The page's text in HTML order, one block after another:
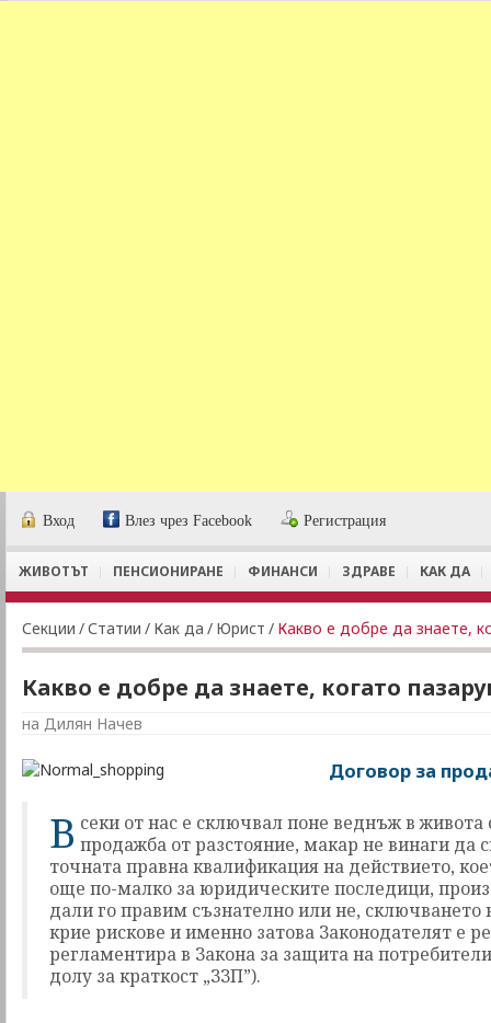
Вход Влез чрез Facebook Регистрация
ЖИВОТЪТ ПЕНСИОНИРАНЕ ФИНАНСИ ЗДРАВЕ КАК ДА
Секции /Статии / Как да / Юрист / Какво е добре да знаете,
Какво е добре да знаете, когато
на Дилян Начев
Договор за
В секи от нас е сключвал поне веднъж в живота
продажба от разстояние, макар не винаги да
точната правна квалификация на действието,
още по-малко за юридическите последици,
дали го правим съзнателно или не, сключването
крие рискове и именно затова Законодателят е
регламентира в Закона за защита на
долу за краткост „ЗЗП”).